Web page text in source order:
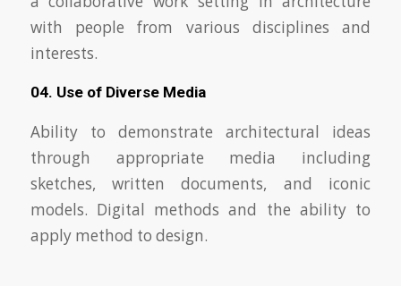
with people from various disciplines and
interests.
04. Use of Diverse Media
Ability to demonstrate architectural ideas
through appropriate media including
sketches, written documents, and iconic
models. Digital methods and the ability to
apply method to design.